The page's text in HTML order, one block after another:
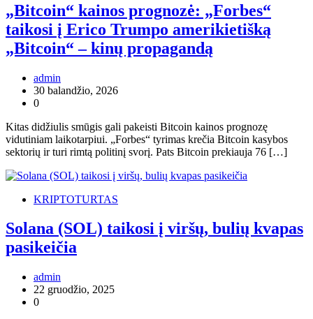
„Bitcoin“ kainos prognozė: „Forbes“
taikosi į Erico Trumpo amerikietišką
„Bitcoin“ – kinų propagandą
admin
30 balandžio, 2026
0
Kitas didžiulis smūgis gali pakeisti Bitcoin kainos prognozę
vidutiniam laikotarpiui. „Forbes“ tyrimas krečia Bitcoin kasybos
sektorių ir turi rimtą politinį svorį. Pats Bitcoin prekiauja 76 […]
KRIPTOTURTAS
Solana (SOL) taikosi į viršų, bulių kvapas
pasikeičia
admin
22 gruodžio, 2025
0